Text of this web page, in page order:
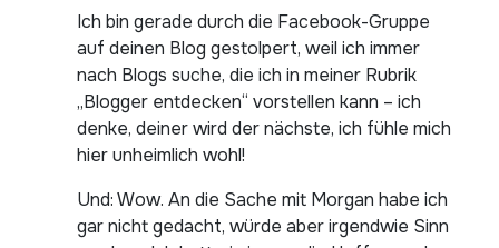
Ich bin gerade durch die Facebook-Gruppe
auf deinen Blog gestolpert, weil ich immer
nach Blogs suche, die ich in meiner Rubrik
„Blogger entdecken“ vorstellen kann – ich
denke, deiner wird der nächste, ich fühle mich
hier unheimlich wohl!
Und: Wow. An die Sache mit Morgan habe ich
gar nicht gedacht, würde aber irgendwie Sinn